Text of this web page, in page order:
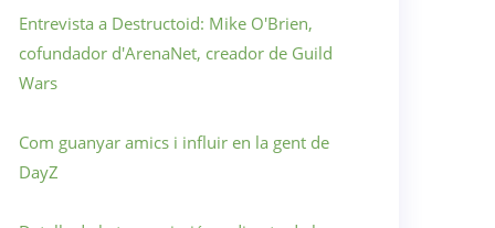
Entrevista a Destructoid: Mike O'Brien,
cofundador d'ArenaNet, creador de Guild
Wars
Com guanyar amics i influir en la gent de
DayZ